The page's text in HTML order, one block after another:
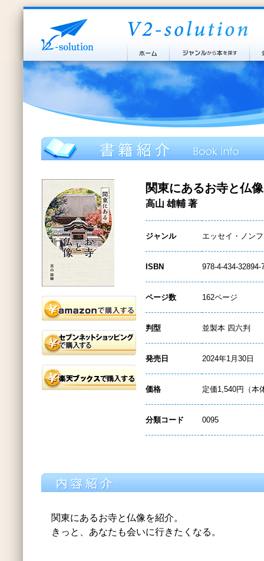
関東にあるお寺と仏像
高山 雄輔 著
ジャンル エッセイ・ノン
ISBN 978-4-434-32894-
ページ数 162ページ
判型 並製本 四六判
発売日 2024年1月30日
価格 定価1,540円（本
分類コード 0095
関東にあるお寺と仏像を紹介。
きっと、あなたも会いに行きたくなる。